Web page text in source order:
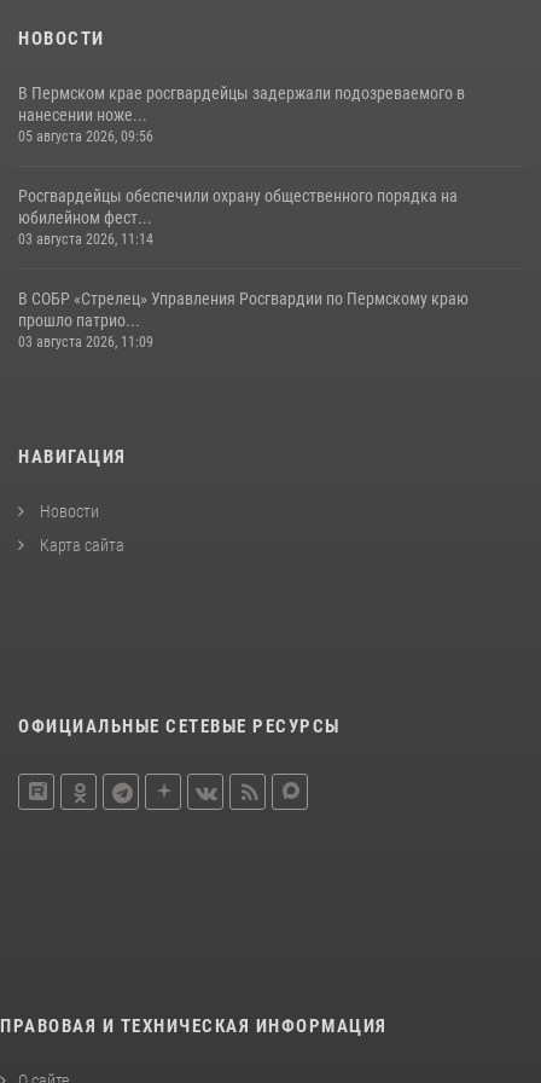
НОВОСТИ
В Пермском крае росгвардейцы задержали подозреваемого в
нанесении ноже...
05 августа 2026, 09:56
Росгвардейцы обеспечили охрану общественного порядка на
юбилейном фест...
03 августа 2026, 11:14
В СОБР «Стрелец» Управления Росгвардии по Пермскому краю
прошло патрио...
03 августа 2026, 11:09
НАВИГАЦИЯ
Новости
Карта сайта
ОФИЦИАЛЬНЫЕ СЕТЕВЫЕ РЕСУРСЫ
ПРАВОВАЯ И ТЕХНИЧЕСКАЯ ИНФОРМАЦИЯ